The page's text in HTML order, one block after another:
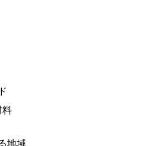
料
地域